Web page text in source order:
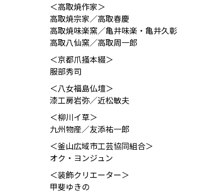
＜高取焼作家＞
高取焼宗家／高取春慶
高取焼味楽窯／亀井味楽・亀井久彰
高取八仙窯／高取周一郎
＜京都爪掻本綴＞
服部秀司
＜八女福島仏壇＞
漆工房岩弥／近松敏夫
＜柳川イ草＞
九州物産／友添祐一郎
＜釜山広域市工芸協同組合＞
オク・ヨンジュン
＜装飾クリエーター＞
甲斐ゆきの